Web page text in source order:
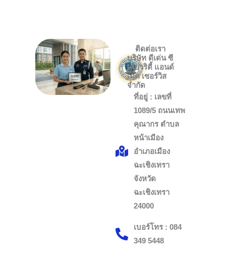
ติดต่อเรา
บริษัท ดีเด่น ซี
เคียวริตี้ แอนด์
เมด เซอร์วิส
จำกัด
ที่อยู่ : เลขที่
1089/5 ถนนเทพ
คุณากร ตำบล
หน้าเมือง
อำเภอเมือง
ฉะเชิงเทรา
จังหวัด
ฉะเชิงเทรา
24000
เบอร์โทร : 084
349 5448